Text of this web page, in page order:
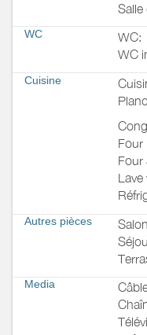
Salle
WC WC:
WC
Cuisine
Four
Four
Lave
Autres pièces
Salon
Media